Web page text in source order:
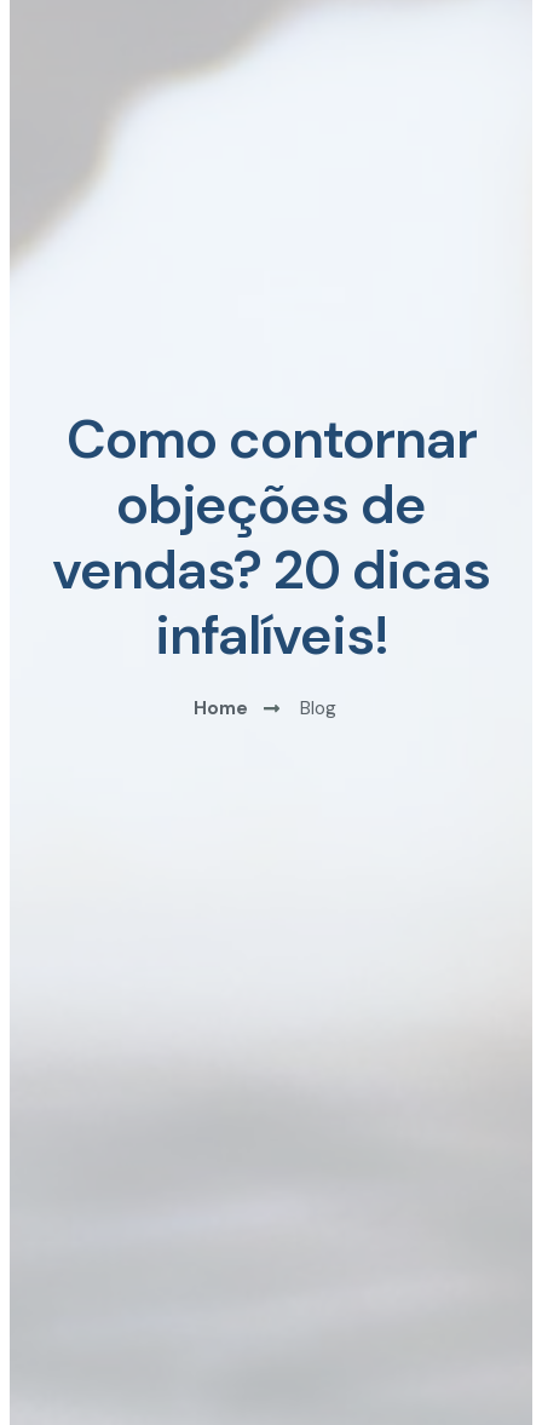
Como contornar
objeções de
vendas? 20 dicas
infalíveis!
Home Blog